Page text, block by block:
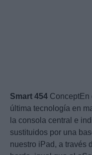
Smart 454 ConceptEn
última tecnología en
la consola central e
sustituidos por una
nuestro iPad, a través